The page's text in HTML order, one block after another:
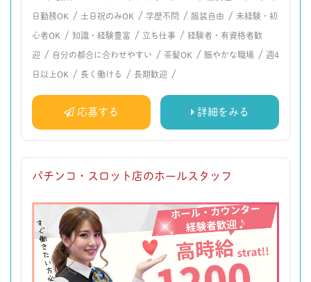
日勤務OK / 土日祝のみOK / 学歴不問 / 服装自由 / 未経験・初
心者OK / 知識・経験豊富 / 立ち仕事 / 経験者・有資格者歓
迎 / 自分の都合に合わせやすい / 茶髪OK / 賑やかな職場 / 週4
日以上OK / 長く働ける / 長期歓迎 /
応募する 詳細をみる
パチンコ・スロット店のホールスタッフ